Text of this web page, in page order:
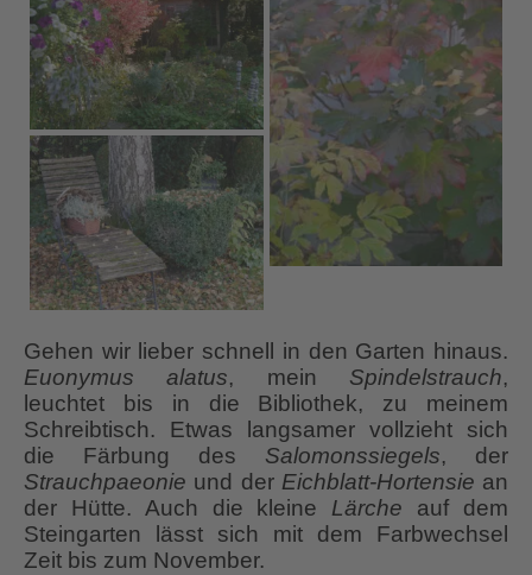
Gehen wir lieber schnell in den Garten hinaus.
Euonymus alatus, mein Spindelstrauch,
leuchtet bis in die Bibliothek, zu meinem
Schreibtisch. Etwas langsamer vollzieht sich
die Färbung des Salomonssiegels, der
Strauchpaeonie und der Eichblatt-Hortensie an
der Hütte. Auch die kleineLärche auf dem
Steingarten lässt sich mit dem Farbwechsel
Zeit bis zum November.